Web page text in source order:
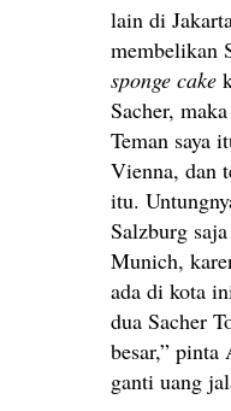
lain di
membelikan
sponge cake
Sacher,
Teman saya
Vienna, dan
itu.
Salzburg
Munich,
ada di kota
dua Sacher
besar,”
ganti uang